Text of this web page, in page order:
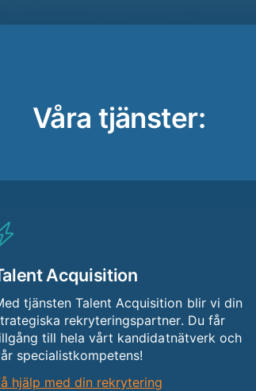
Våra tjänster:
Acquisition
tjänsten Talent Acquisition blir vi din
rekryteringspartner. Du får
till hela vårt kandidatnätverk och
specialistkompetens!
hjälp med din rekrytering